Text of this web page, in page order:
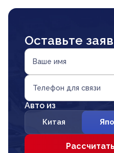
Оставьте
Ваше имя
Телефон для связи
Авто из
Китая